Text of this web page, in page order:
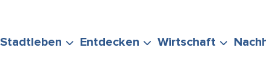
Stadtleben Entdecken Wirtschaft